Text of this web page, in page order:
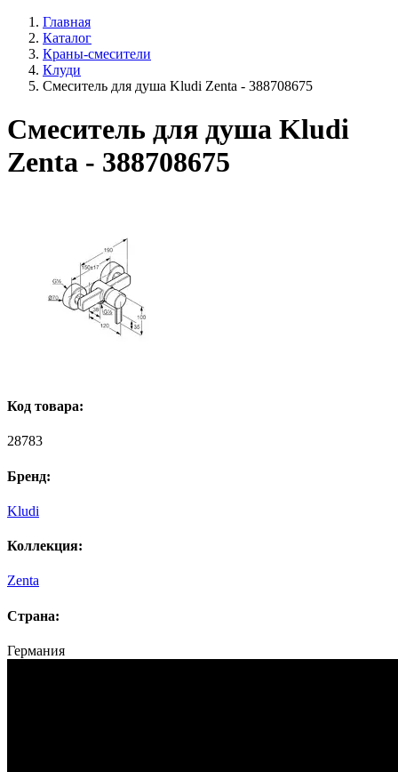
Главная
Каталог
Краны-смесители
Клуди
Смеситель для душа Kludi Zenta - 388708675
Смеситель для душа Kludi
Zenta - 388708675
Код товара:
28783
Бренд:
Kludi
Коллекция:
Zenta
Страна:
Германия